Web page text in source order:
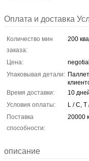
Оплата и доставка
Количество мин
заказа:
200
Цена:
Упаковывая детали:
Время доставки:
10
Условия оплаты:
L / C, T
Поставка
способности:
20000
описание